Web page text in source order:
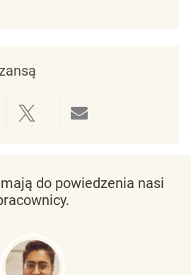
przez LinkedIn
przez
Udostępnij przez
do powiedzenia nasi